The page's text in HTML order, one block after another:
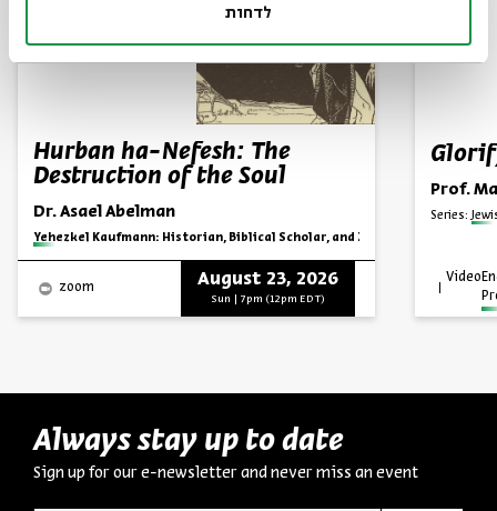
לדחות
Hurban ha-Nefesh: The
Destruction of the Soul
Dr. Asael Abelman
Series:
Yehezkel Kaufmann: Historian, Biblical Scholar, and Zionist Thinker
zoom August 23, 2026
Sun | 7pm (12pm EDT)
Prof.
Series:
Video
Always stay up to date
Sign up for our e-newsletter and never miss an event